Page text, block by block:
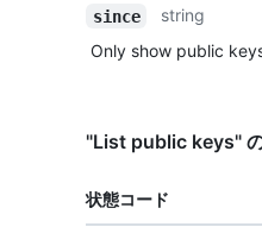
since
string
Only show public
"List public keys"
状態コード